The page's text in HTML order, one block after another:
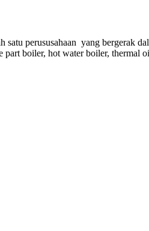
satu perususahaan yang bergerak
boiler, hot water boiler,